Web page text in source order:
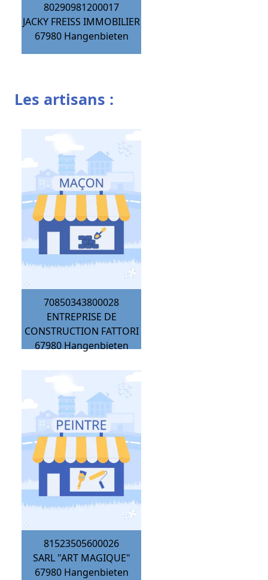
80290981200017
JACKY FREISS IMMOBILIER
67980 Hangenbieten
Les artisans :
70850343800028
ENTREPRISE DE
CONSTRUCTION FATTORI
67980 Hangenbieten
81523505600026
SARL "ART MAGIQUE"
67980 Hangenbieten